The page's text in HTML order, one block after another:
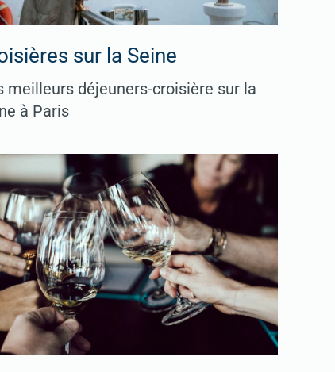
sur la Seine
meilleurs déjeuners-croisière sur la
à Paris